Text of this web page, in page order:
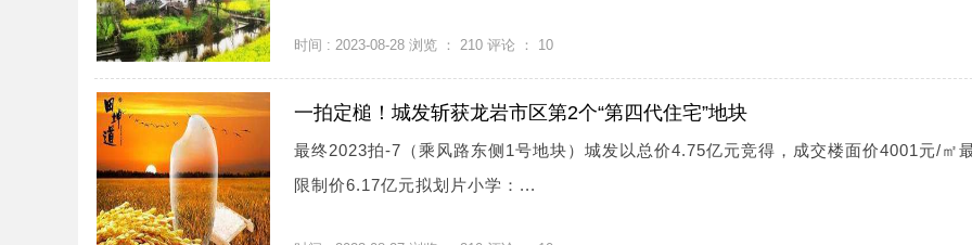
时间 : 2023-08-28 浏览 ： 210 评论 ： 10
一拍定槌！城发斩获龙岩市区第2个“第四代住宅”地块
最终2023拍-7（乘风路东侧1号地块）城发以总价4.75亿元竞得，成交楼面价4001元/㎡
限制价6.17亿元拟划片小学：...